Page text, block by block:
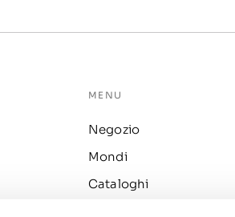
MENU
Negozio
Mondi
Cataloghi